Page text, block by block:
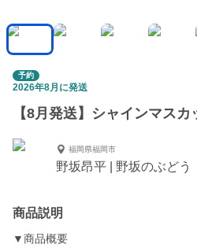
予約
2026年8月に発送
【8月発送】シャインマスカ
福岡県福岡市
野坂昂平 | 野坂のぶどう
商品説明
▼商品概要